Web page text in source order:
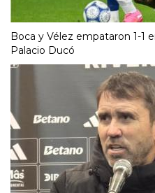
Boca y Vélez empataron 1-1
Palacio Ducó